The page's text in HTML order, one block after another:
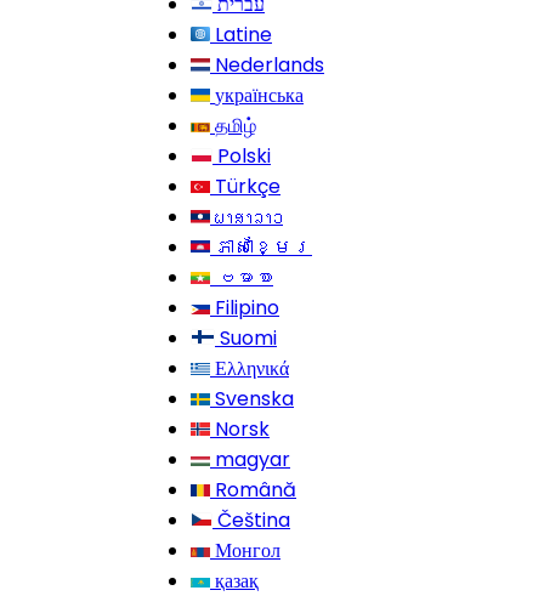
Latine
Nederlands
українська
தமிழ்
Polski
Türkçe
ພາສາລາວ
ភាសាខ្មែរ
ဗမာစာ
Filipino
Suomi
Ελληνικά
Svenska
Norsk
magyar
Română
Čeština
Монгол
қазақ